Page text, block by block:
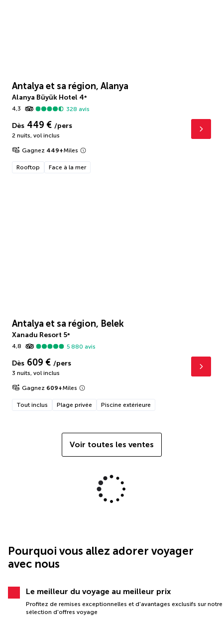
Antalya et sa région, Alanya
Alanya Büyük Hotel 4*
4,3
328 avis
Dès 449 € /pers
2 nuits, vol inclus
Gagnez 449+Miles
Rooftop Face à la mer
Antalya et sa région, Belek
Xanadu Resort 5*
4,8
5 880 avis
Dès 609 € /pers
3 nuits, vol inclus
Gagnez 609+Miles
Tout inclus Plage privée Piscine extérieure
Voir toutes les ventes
Pourquoi vous allez adorer voyager
avec nous
Le meilleur du voyage au meilleur prix
Profitez de remises exceptionnelles et d'avantages exclusifs sur notre
sélection d'offres voyage